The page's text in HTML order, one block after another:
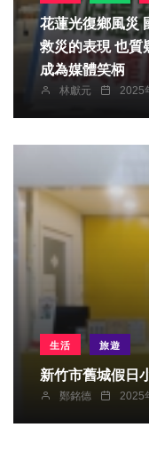
花蓮光復鄉風災 國民黨市議員李中肯定台中市協助
救災的表現 也質疑中央政府的官員講話太沒溫度會
成為媒體笑柄
林獻元 2025
生活 旅遊
鄭銘德 2025